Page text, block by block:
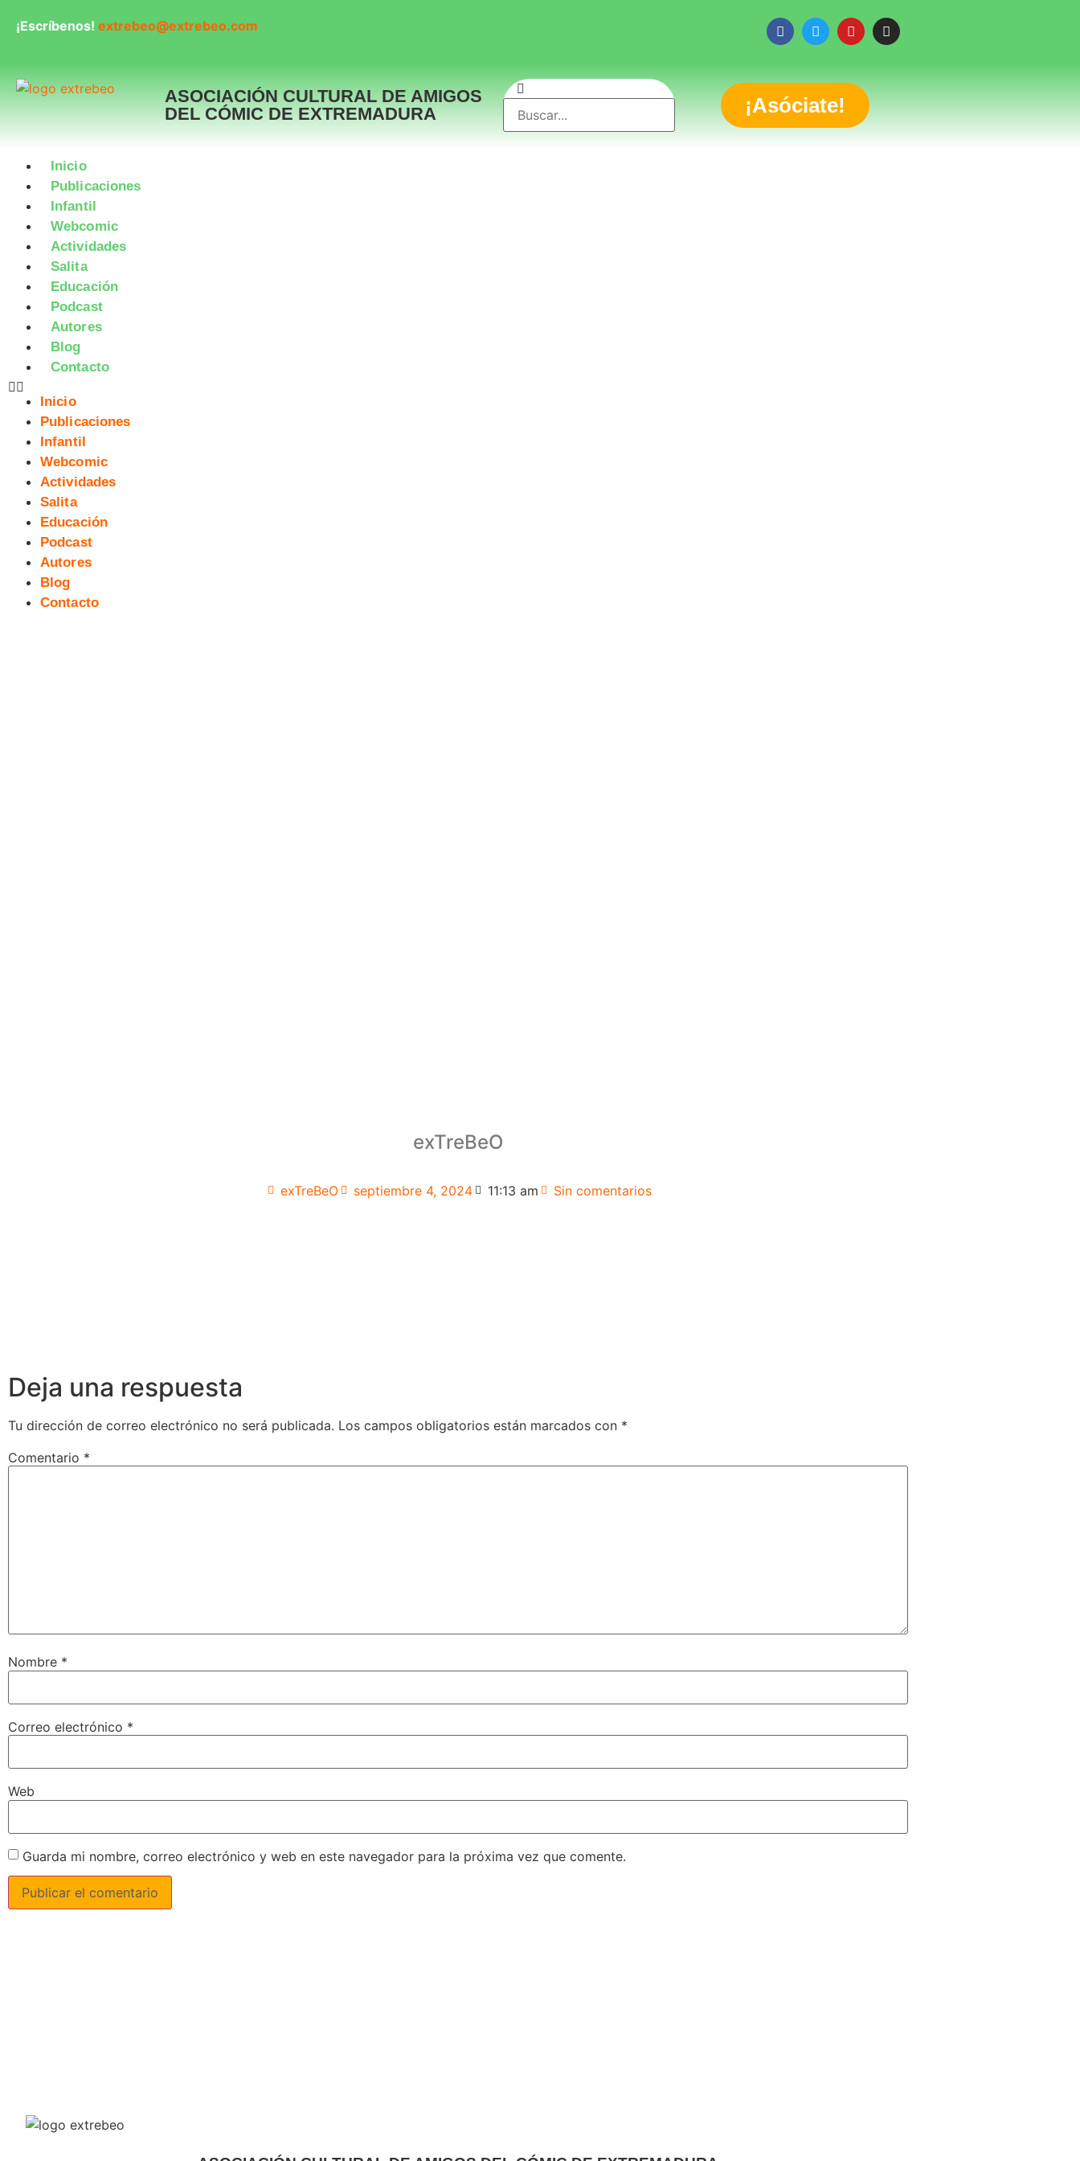
¡Escríbenos! extrebeo@extrebeo.com
ASOCIACIÓN CULTURAL DE AMIGOS
DEL CÓMIC DE EXTREMADURA
¡Asóciate!
Inicio
Publicaciones
Infantil
Webcomic
Actividades
Salita
Educación
Podcast
Autores
Blog
Contacto
Inicio
Publicaciones
Infantil
Webcomic
Actividades
Salita
Educación
Podcast
Autores
Blog
Contacto
exTreBeO
exTreBeO septiembre 4, 2024 11:13 am Sin comentarios
Deja una respuesta
Tu dirección de correo electrónico no será publicada. Los campos obligatorios están marcados con *
Comentario *
Nombre *
Correo electrónico *
Web
Guarda mi nombre, correo electrónico y web en este navegador para la próxima vez que comente.